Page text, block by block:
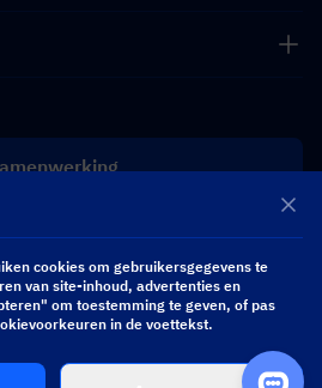
cookies om gebruikersgegevens te
van site-inhoud, advertenties en
om toestemming te geven, of pas
in de voettekst.